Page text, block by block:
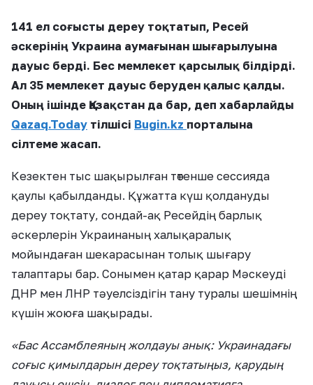
141 ел соғысты дереу тоқтатып, Ресей
әскерінің Украина аумағынан шығарылуына
дауыс берді. Бес мемлекет қарсылық білдірді.
Ал 35 мемлекет дауыс беруден қалыс қалды.
Оның ішінде Қазақстан да бар, деп хабарлайды
Qazaq.Today тілшісі Bugin.kz порталына
сілтеме жасап.
Кезектен тыс шақырылған төтенше сессияда
қаулы қабылданды. Құжатта күш қолдануды
дереу тоқтату, сондай-ақ Ресейдің барлық
әскерлерін Украинаның халықаралық
мойындаған шекарасынан толық шығару
талаптары бар. Сонымен қатар қарар Мәскеуді
ДНР мен ЛНР тәуелсіздігін тану туралы шешімнің
күшін жоюға шақырады.
«Бас Ассамблеяның жолдауы анық: Украинадағы
соғыс қимылдарын дереу тоқтатыңыз, қарудың